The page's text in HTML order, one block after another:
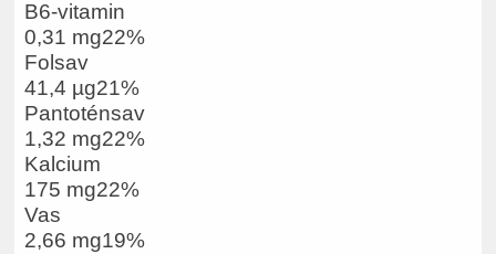
B6-vitamin
0,31 mg22%
Folsav
41,4 µg21%
Pantoténsav
1,32 mg22%
Kalcium
175 mg22%
Vas
2,66 mg19%